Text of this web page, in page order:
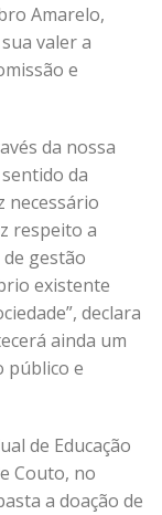
Amarelo,
valer a
e
da nossa
da
necessário
respeito a
gestão
existente
declara
ainda um
público e
de Educação
Couto, no
a doação de